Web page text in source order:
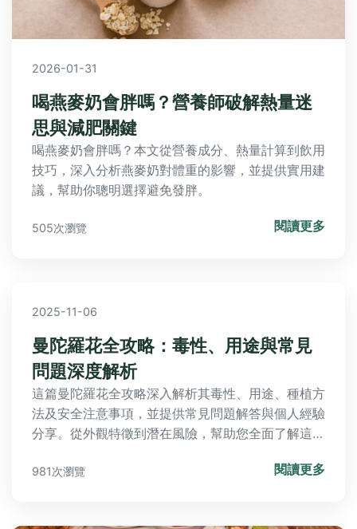
2026-01-31
喝燕麥奶會胖嗎？營養師破解熱量迷
思與減肥關鍵
喝燕麥奶會胖嗎？本文從營養成分、熱量計算到飲用
技巧，深入分析燕麥奶對體重的影響，並提供實用建
議，幫助你聰明選擇避免發胖。
505次瀏覽 閱讀更多
2025-11-06
曼陀羅花全攻略：毒性、用途與常見
問題深度解析
這篇曼陀羅花全攻略深入解析其毒性、用途、種植方
法及安全注意事項，並提供常見問題解答與個人經驗
分享。從外觀特徵到潛在風險，幫助您全面了解這種
單，適合對曼陀羅花感興趣的讀者參考。
981次瀏覽 閱讀更多